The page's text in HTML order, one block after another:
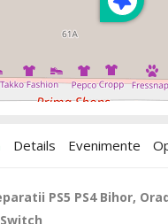
Details Evenimente
PS5 PS4 Bihor,